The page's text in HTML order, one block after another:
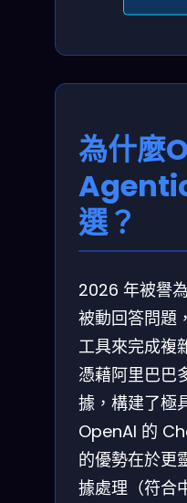
為什麼
選？
2026 年被譽
被動回答問題
工具來完成複
憑藉阿里巴巴
據，構建了極
OpenAI 的
的優勢在於更
據處理（符合